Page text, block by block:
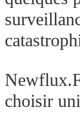
choisir